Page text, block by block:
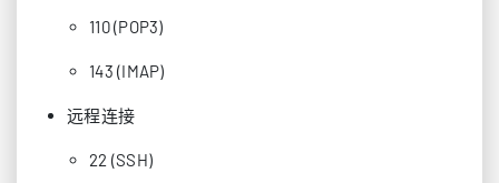
110 (POP3)
143 (IMAP)
远程连接
22 (SSH)